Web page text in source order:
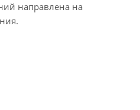
направлена на